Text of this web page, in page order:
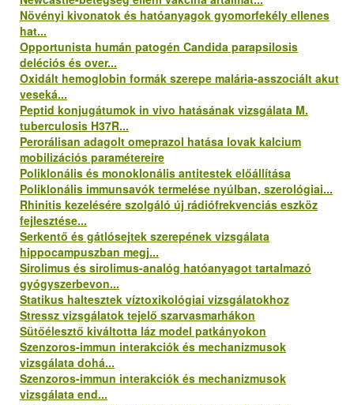
Növényi kivonatok és hatóanyagok gyomorfekély ellenes
hat...
Opportunista humán patogén Candida parapsilosis
deléciós és over...
Oxidált hemoglobin formák szerepe malária-asszociált akut
veseká...
Peptid konjugátumok in vivo hatásának vizsgálata M.
tuberculosis H37R...
Perorálisan adagolt omeprazol hatása lovak kalcium
mobilizációs paramétereire
Poliklonális és monoklonális antitestek előállítása
Poliklonális immunsavók termelése nyúlban, szerológiai...
Rhinitis kezelésére szolgáló új rádiófrekvenciás eszköz
fejlesztése...
Serkentő és gátlósejtek szerepének vizsgálata
hippocampuszban megj...
Sirolimus és sirolimus-analóg hatóanyagot tartalmazó
gyógyszerbevon...
Statikus haltesztek víztoxikológiai vizsgálatokhoz
Stressz vizsgálatok tejelő szarvasmarhákon
Sütőélesztő kiváltotta láz model patkányokon
Szenzoros-immun interakciók és mechanizmusok
vizsgálata dohá...
Szenzoros-immun interakciók és mechanizmusok
vizsgálata end...